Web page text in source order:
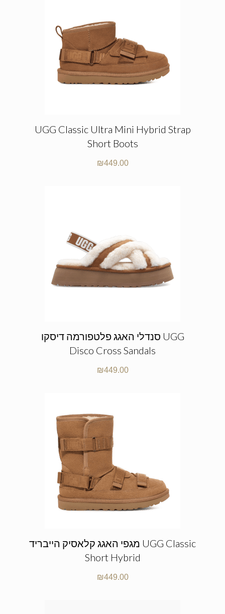
UGG Classic Ultra Mini Hybrid Strap
Short Boots
₪449.00
סנדלי האגג פלטפורמה דיסקו UGG
Disco Cross Sandals
₪449.00
מגפי האגג קלאסיק הייבריד UGG Classic
Short Hybrid
₪449.00